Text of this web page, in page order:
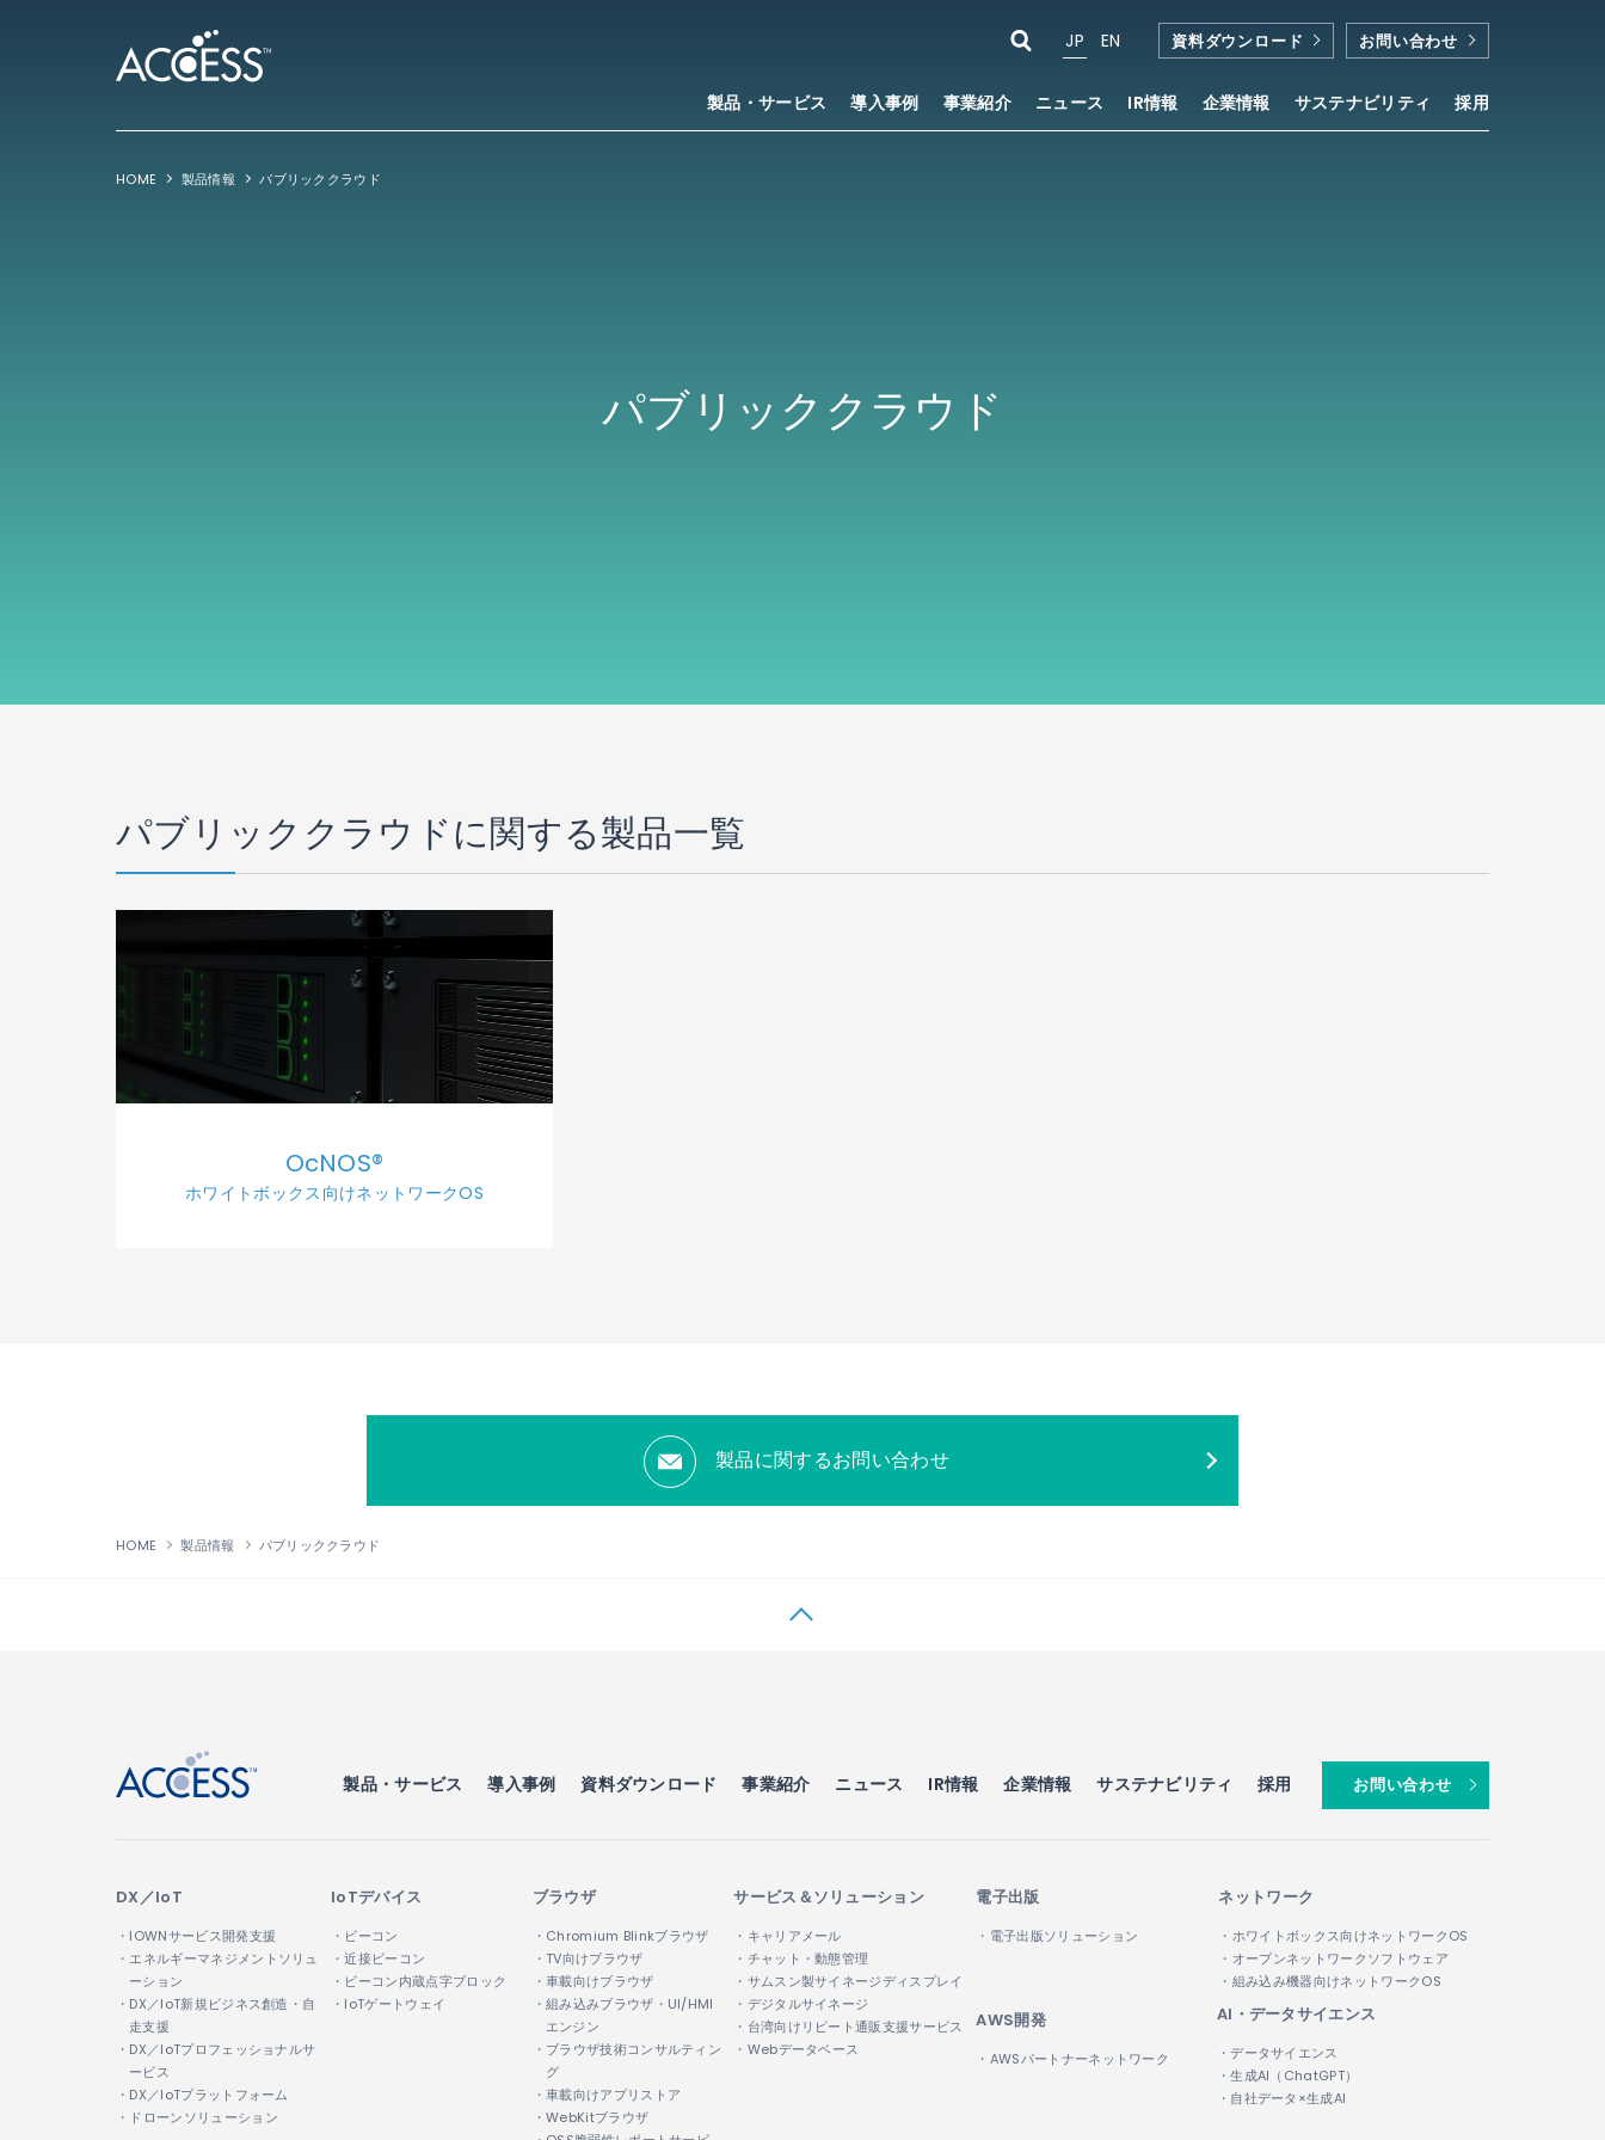
製品・サービス 導入事例 事業紹介 ニュース IR情報 企業情報 サステナビリティ 採用
JP EN 資料ダウンロード お問い合わせ
HOME 製品情報 パブリッククラウド
パブリッククラウド
パブリッククラウドに関する製品一覧
OcNOS®
ホワイトボックス向けネットワークOS
製品に関するお問い合わせ
HOME 製品情報 パブリッククラウド
製品・サービス 導入事例 資料ダウンロード 事業紹介 ニュース IR情報 企業情報 サステナビリティ 採用 お問い合わせ
DX／IoT
・IOWNサービス開発支援
・エネルギーマネジメントソリュ
ーション
・DX／IoT新規ビジネス創造・自
走支援
・DX／IoTプロフェッショナルサ
ービス
・DX／IoTプラットフォーム
・ドローンソリューション
IoTデバイス
・ビーコン
・近接ビーコン
・ビーコン内蔵点字ブロック
・IoTゲートウェイ
ブラウザ
・Chromium Blinkブラウザ
・TV向けブラウザ
・車載向けブラウザ
・組み込みブラウザ・UI/HMI
エンジン
・ブラウザ技術コンサルティン
グ
・車載向けアプリストア
・WebKitブラウザ
サービス＆ソリューション
・キャリアメール
・チャット・動態管理
・サムスン製サイネージディスプレイ
・デジタルサイネージ
・台湾向けリピート通販支援サービス
・Webデータベース
電子出版
・電子出版ソリューション
ネットワーク
・ホワイトボックス向けネットワークOS
・オープンネットワークソフトウェア
・組み込み機器向けネットワークOS
AWS開発
・AWSパートナーネットワーク
AI・データサイエンス
・データサイエンス
・生成AI（ChatGPT）
・自社データ×生成AI